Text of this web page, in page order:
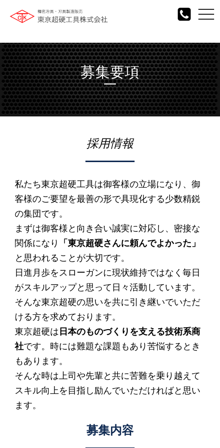
募集要項
採用情報
私たち東京超硬工具は御客様の立場になり、御
客様のご要望を最善の形で具現化する少数精鋭
の集団です。
まずは御客様と向き合い誠実に対応し、密接な
関係になり
「東京超硬さんに頼んでよかった」
と思われることが大切です。
日進月歩をスローガンに現状維持ではなく毎日
がスキルアップと思って日々活動しています。
そんな東京超硬の思いを共に引き継いでいただ
ける方を求めております。
東京超硬は 日本のものづくりを支える技術系商
社です。時には難題な課題もあり苦悩するとき
もあります。
そんな時は上司や先輩と共に苦難を乗り越えて
スキル向上を目指し励んでいただければと思い
ます。
募集内容